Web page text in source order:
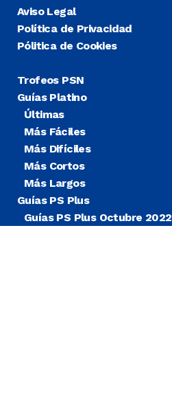
Aviso Legal
Política de Privacidad
Pólitica de Cookies
Trofeos PSN
Guías Platino
Últimas
Más Fáciles
Más Difíciles
Más Cortos
Más Largos
Guías PS Plus
Guías PS Plus Octubre 2022